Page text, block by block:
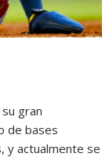
su gran
de bases
y actualmente se